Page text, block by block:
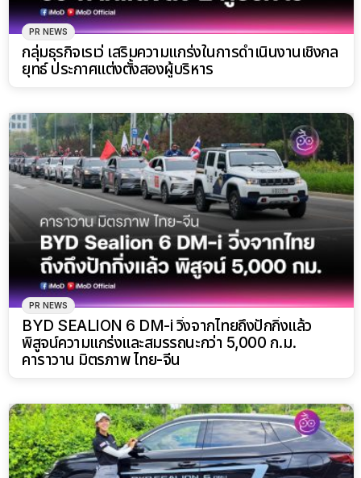
PR NEWS
กลุ่มธุรกิจเรเว่ เสริมความแกร่งในการดำเนินงานเชิงกล
ยุทธ์ ประกาศแต่งตั้งสองผู้บริหาร
PR NEWS
BYD SEALION 6 DM-i วิ่งจากไทยถึงปักกิ่งแล้ว
พิสูจน์ความแกร่งและสมรรถนะกว่า 5,000 ก.ม.
คาราวาน มิตรภาพ ไทย-จีน